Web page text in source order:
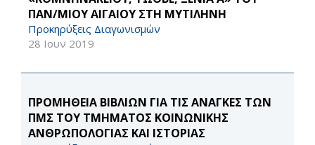
ΠΑΝ/ΜΙΟΥ ΑΙΓΑΙΟΥ ΣΤΗ ΜΥΤΙΛΗΝΗ
Προκηρύξεις Διαγωνισμών
28 Ιουν 2019
ΠΡΟΜΗΘΕΙΑ ΒΙΒΛΙΩΝ ΓΙΑ ΤΙΣ ΑΝΑΓΚΕΣ ΤΩΝ
ΠΜΣ ΤΟΥ ΤΜΗΜΑΤΟΣ ΚΟΙΝΩΝΙΚΗΣ
ΑΝΘΡΩΠΟΛΟΓΙΑΣ ΚΑΙ ΙΣΤΟΡΙΑΣ